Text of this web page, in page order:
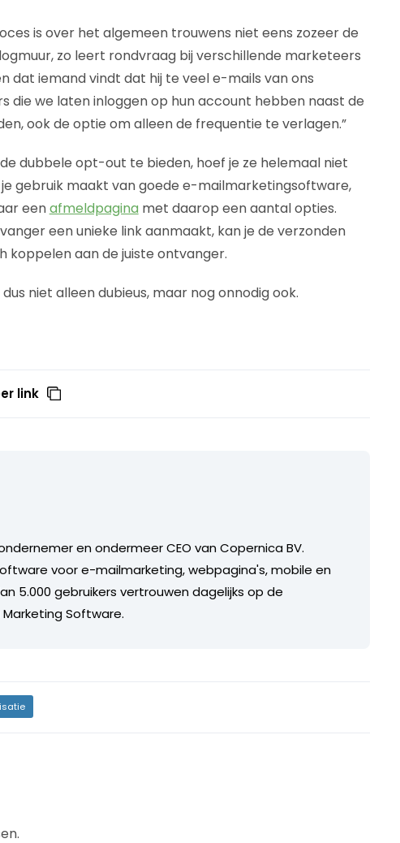
is over het algemeen trouwens niet eens zozeer de
zo leert rondvraag bij verschillende marketeers
dat iemand vindt dat hij te veel e-mails van ons
die we laten inloggen op hun account hebben naast de
ook de optie om alleen de frequentie te verlagen.”
dubbele opt-out te bieden, hoef je ze helemaal niet
gebruik maakt van goede e-mailmarketingsoftware,
eenafmeldpagina met daarop een aantal opties.
een unieke link aanmaakt, kan je de verzonden
koppelen aan de juiste ontvanger.
niet alleen dubieus, maar nog onnodig ook.
link
en ondermeer CEO van Copernica BV.
voor e-mailmarketing, webpagina's, mobile en
5.000 gebruikers vertrouwen dagelijks op de
Software.